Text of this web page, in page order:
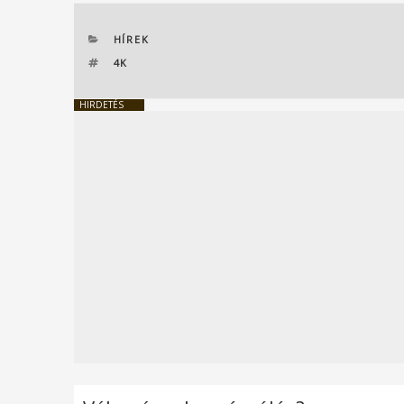
KATEGÓRIÁK
HÍREK
CÍMKÉK
4K
HIRDETÉS